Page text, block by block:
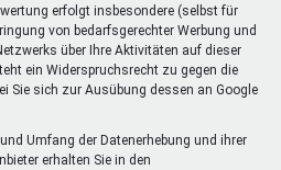
erfolgt insbesondere (selbst für
von bedarfsgerechter Werbung und
über Ihre Aktivitäten auf dieser
ein Widerspruchsrecht zu gegen die
Sie sich zur Ausübung dessen an Google
Umfang der Datenerhebung und ihrer
erhalten Sie in den